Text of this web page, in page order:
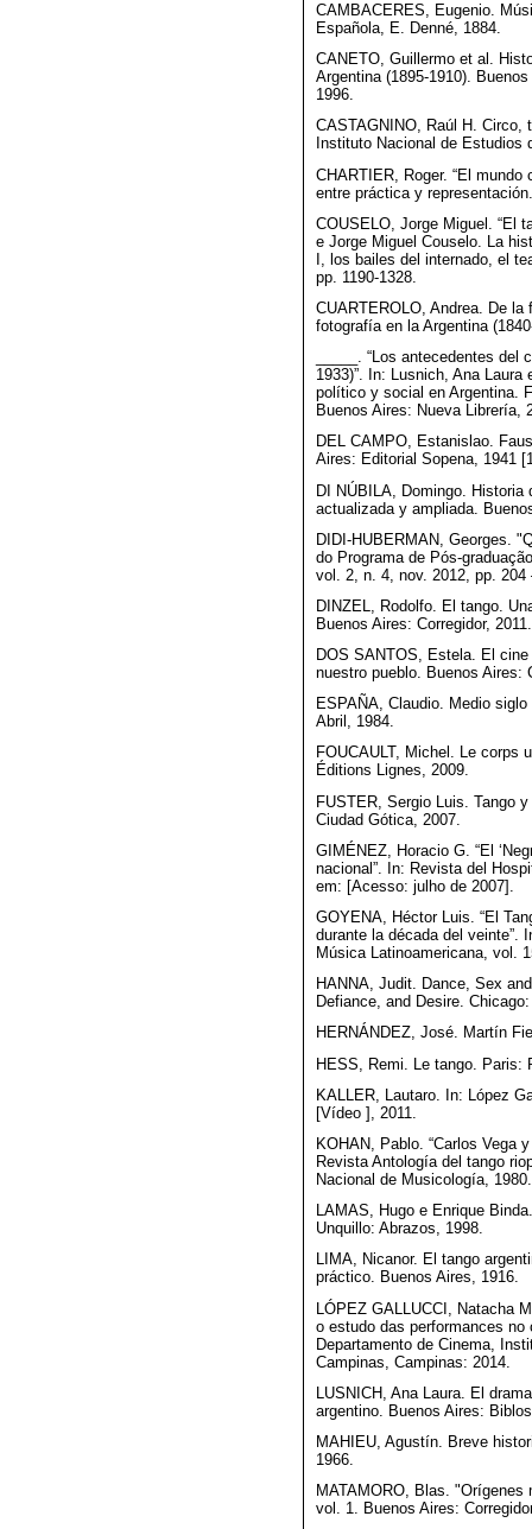
CAMBACERES, Eugenio.
Española, E. Denné, 1884.
CANETO, Guillermo et al.
Argentina (1895-1910).
1996.
CASTAGNINO, Raúl H. Circo,
Instituto Nacional de Estudios
CHARTIER, Roger. “El
entre práctica y
COUSELO, Jorge Miguel. “El
e Jorge Miguel Couselo. La
I, los bailes del internado, el
pp. 1190-1328.
CUARTEROLO, Andrea. De
fotografía en la Argentina
_____. “Los antecedentes
1933)”. In: Lusnich, Ana
político y social en Argentina.
Buenos Aires: Nueva Librería,
DEL CAMPO, Estanislao.
Aires: Editorial Sopena, 1941
DI NÚBILA, Domingo. Historia
actualizada y ampliada.
DIDI-HUBERMAN, Georges.
do Programa de Pós-
vol. 2, n. 4, nov. 2012, pp. 204
DINZEL, Rodolfo. El tango.
Buenos Aires: Corregidor, 2011.
DOS SANTOS, Estela. El
nuestro pueblo. Buenos Aires:
ESPAÑA, Claudio. Medio
Abril, 1984.
FOUCAULT, Michel. Le corps
Éditions Lignes, 2009.
FUSTER, Sergio Luis. Tango
Ciudad Gótica, 2007.
GIMÉNEZ, Horacio G. “El
nacional”. In: Revista del
em: [Acesso: julho de 2007].
GOYENA, Héctor Luis. “El
durante la década del veinte”.
Música Latinoamericana, vol.
HANNA, Judit. Dance, Sex
Defiance, and Desire.
HERNÁNDEZ, José. Martín
HESS, Remi. Le tango. Paris:
KALLER, Lautaro. In: López
[Vídeo ], 2011.
KOHAN, Pablo. “Carlos Vega
Revista Antología del tango
Nacional de Musicología,
LAMAS, Hugo e Enrique
Unquillo: Abrazos, 1998.
LIMA, Nicanor. El tango
práctico. Buenos Aires, 1916.
LÓPEZ GALLUCCI, Natacha
o estudo das performances no
Departamento de Cinema,
Campinas, Campinas: 2014.
LUSNICH, Ana Laura. El
argentino. Buenos Aires:
MAHIEU, Agustín. Breve
1966.
MATAMORO, Blas.
vol. 1. Buenos Aires: